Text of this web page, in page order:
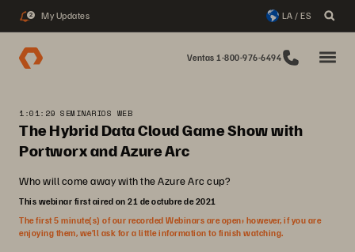
2 My Updates LA / ES
Ventas 1-800-976-6494
1:01:29 SEMINARIOS WEB
The Hybrid Data Cloud Game Show with
Portworx and Azure Arc
Who will come away with the Azure Arc cup?
This webinar first aired on 21 de octubre de 2021
The first 5 minute(s) of our recorded Webinars are open; however, if you are
enjoying them, we’ll ask for a little information to finish watching.